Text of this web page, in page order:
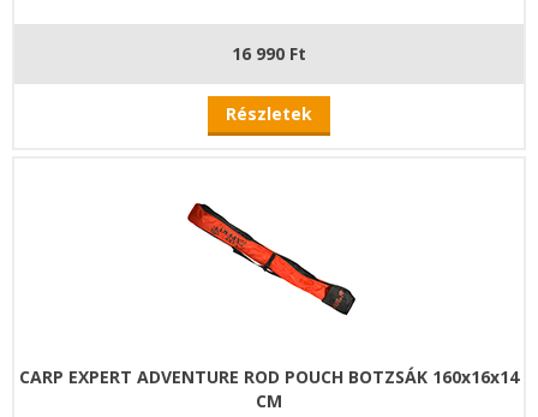
16 990 Ft
Részletek
CARP EXPERT ADVENTURE ROD POUCH BOTZSÁK 160x16x14
CM